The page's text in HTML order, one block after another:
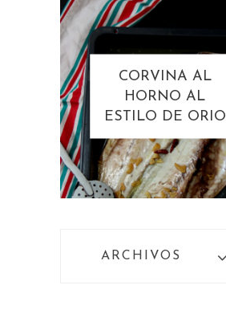
CORVINA AL
HORNO AL
ESTILO DE ORIO
ARCHIVOS